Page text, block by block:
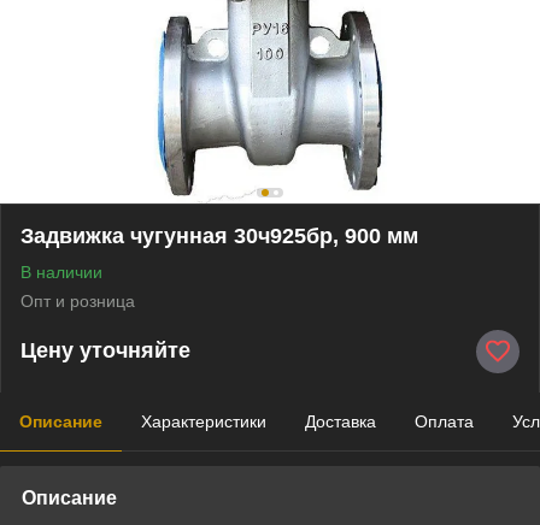
Задвижка чугунная 30ч925бр, 900 мм
В наличии
Опт и розница
Цену уточняйте
Описание Характеристики Доставка Оплата
Описание